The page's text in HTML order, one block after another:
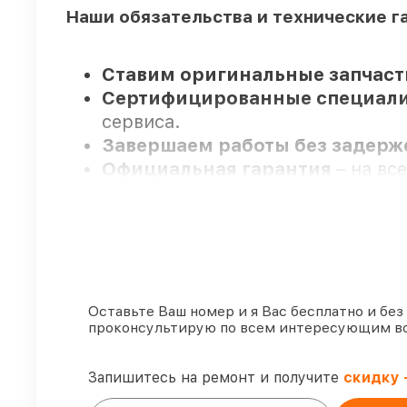
Наши обязательства и технические
Ставим оригинальные
Сертифицированные
сервиса.
Завершаем работы без
Официальная гарантия
– на
работ по ремонту
90%комплектующих Venox в
Подлинные запчасти Venox и
85%починок Venox сделаем за
Оставьте Ваш номер и я Вас бесплатно и без
проконсультирую по всем интересующим
Запишитесь на ремонт и получите скидку